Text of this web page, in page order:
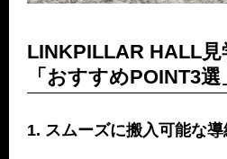
LINKPILLAR HALL見
「おすすめPOINT3選
1. スムーズに搬入可能な